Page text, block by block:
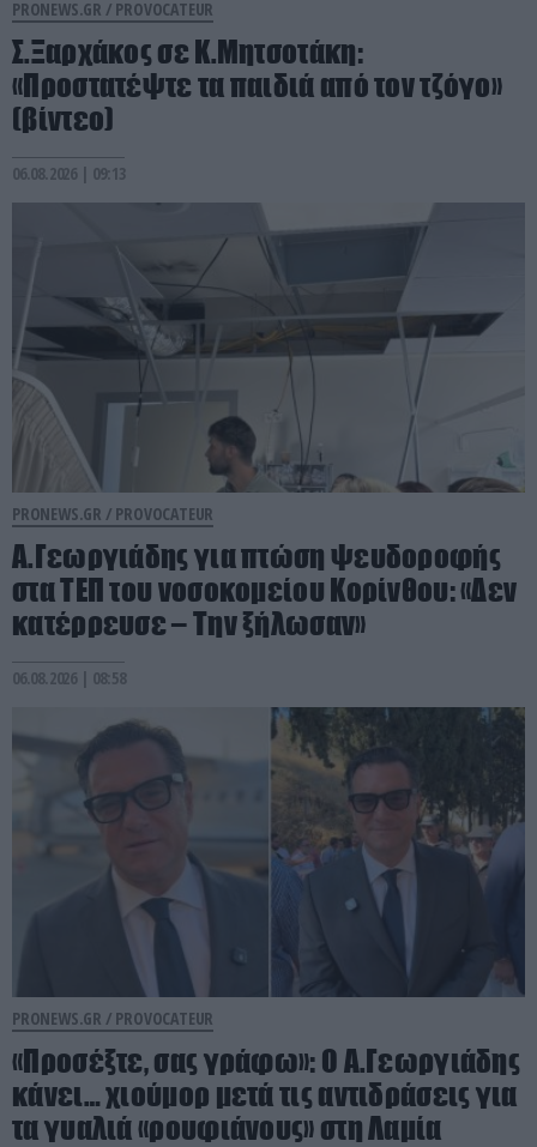
PRONEWS.GR / PROVOCATEUR
Σ.Ξαρχάκος σε Κ.Μητσοτάκη:
«Προστατέψτε τα παιδιά από τον τζόγο»
(βίντεο)
06.08.2026 | 09:13
PRONEWS.GR / PROVOCATEUR
Α.Γεωργιάδης για πτώση ψευδοροφής
στα ΤΕΠ του νοσοκομείου Κορίνθου: «Δεν
κατέρρευσε – Την ξήλωσαν»
06.08.2026 | 08:58
PRONEWS.GR / PROVOCATEUR
«Προσέξτε, σας γράφω»: Ο Α.Γεωργιάδης
κάνει… χιούμορ μετά τις αντιδράσεις για
τα γυαλιά «ρουφιάνους» στη Λαμία